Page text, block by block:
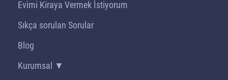
Evimi Kiraya Vermek İstiyorum
Sıkça sorulan Sorular
Blog
Kurumsal ▼